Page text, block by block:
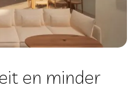
en minder